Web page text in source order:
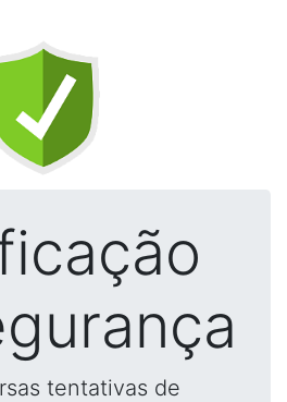
tentativas de